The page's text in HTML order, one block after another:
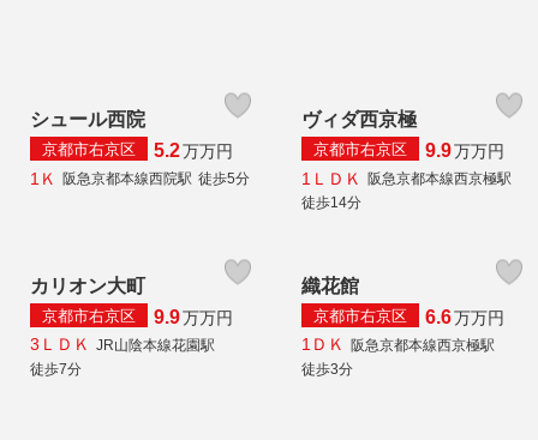
シュール西院
京都市右京区 5.2万万円
1Ｋ
阪急京都本線西院駅 徒歩5分
ヴィダ西京極
京都市右京区 9.9万万円
1ＬＤＫ
阪急京都本線西京極駅
徒歩14分
カリオン大町
京都市右京区 9.9万万円
3ＬＤＫ JR山陰本線花園駅
徒歩7分
織花館
京都市右京区 6.6万万円
1ＤＫ 阪急京都本線西京極駅
徒歩3分